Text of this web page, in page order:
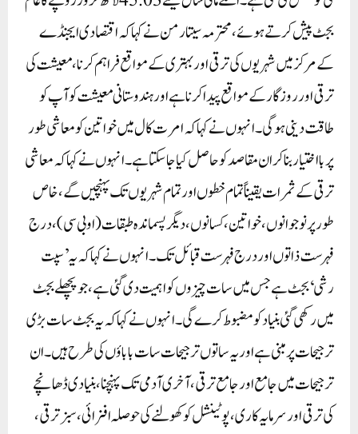
بجٹ پیش کرتے ہوئے ، محترمہ سیتا رمن نے کہا کہ اقتصادی ایجنڈے
کے مرکز میں شہریوں کی ترقی اور بہتری کے مواقع فراہم کرنا، معیشت کی
ترقی اور روزگار کے مواقع پیدا کرنا ہے اور ہندوستانی معیشت کو آپ کو
طاقت دینی ہوگی۔ انہوں نے کہا کہ امرت کال میں خواتین کو معاشی طور
پر بااختیار بنا کر ان مقاصد کو حاصل کیا جا سکتا ہے ۔ انہوں نے کہا کہ معاشی
ترقی کے ثمرات یقیناً تمام خطوں اور تمام شہریوں تک پہنچیں گے ، خاص
طور پر نوجوانوں، خواتین، کسانوں، دیگر پسماندہ طبقات (او بی سی)، درج
فہرست ذاتوں اور درج فہرست قبائل تک۔انہوں نے کہا کہ یہ ’سپت
رشی‘ بجٹ ہے جس میں سات چیزوں کو اہمیت دی گئی ہے ، جو پچھلے بجٹ
میں رکھی گئی بنیاد کو مضبوط کرے گی۔ انہوں نے کہا کہ یہ بجٹ سات بڑی
ترجیحات پر مبنی ہے اور یہ ساتوں ترجیحات سات باباؤں کی طرح ہیں۔ ان
ترجیحات میں جامع اور جامع ترقی، آخری آدمی تک پہنچنا، بنیادی ڈھانچے
کی ترقی اور سرمایہ کاری، پوٹینشل کو کھولنے کی حوصلہ افزائی، سبز ترقی،